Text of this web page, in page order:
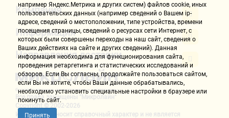
Компания
Информация
Направления доставки
Все права защищены "Микролайн"
Copyright © 2002-2026
Информация носит справочный характер и не является
например Яндекс.Метрика и других систем) файлов cookie, иных
пользовательских данных (например сведений о Вашем ip-
адресе, сведений о местоположении, типе устройства, времени
посещения страницы, сведений о ресурсах сети Интернет, с
которых были совершены переходы на наш сайт, сведения о
Ваших действиях на сайте и других сведений). Данная
информация необходима для функционирования сайта,
проведения ретаргетинга и статистических исследований и
обзоров. Если Вы согласны, продолжайте пользоваться сайтом,
если Вы не хотите, чтобы Ваши данные обрабатывались,
необходимо установить специальные настройки в браузере или
покинуть сайт.
Принять